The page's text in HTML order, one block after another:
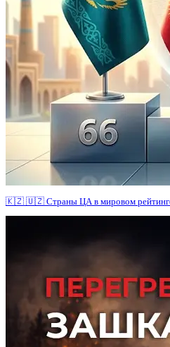
🇰🇿 🇺🇿 Страны ЦА в мировом